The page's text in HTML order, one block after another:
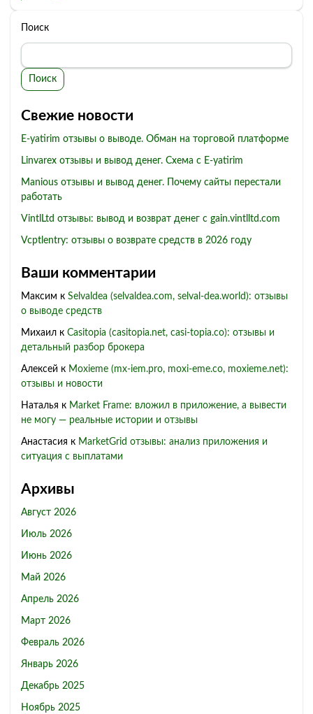
Поиск
Поиск
Свежие новости
E-yatirim отзывы о выводе. Обман на торговой платформе
Linvarex отзывы и вывод денег. Схема с E-yatirim
Manious отзывы и вывод денег. Почему сайты перестали
работать
VintlLtd отзывы: вывод и возврат денег с gain.vintlltd.com
Vcptlentry: отзывы о возврате средств в 2026 году
Ваши комментарии
Максим к Selvaldea (selvaldea.com, selval-dea.world): отзывы
о выводе средств
Михаил к Casitopia (casitopia.net, casi-topia.co): отзывы и
детальный разбор брокера
Алексей к Moxieme (mx-iem.pro, moxi-eme.co, moxieme.net):
отзывы и новости
Наталья к Market Frame: вложил в приложение, а вывести
не могу — реальные истории и отзывы
Анастасия к MarketGrid отзывы: анализ приложения и
ситуация с выплатами
Архивы
Август 2026
Июль 2026
Июнь 2026
Май 2026
Апрель 2026
Март 2026
Февраль 2026
Январь 2026
Декабрь 2025
Ноябрь 2025